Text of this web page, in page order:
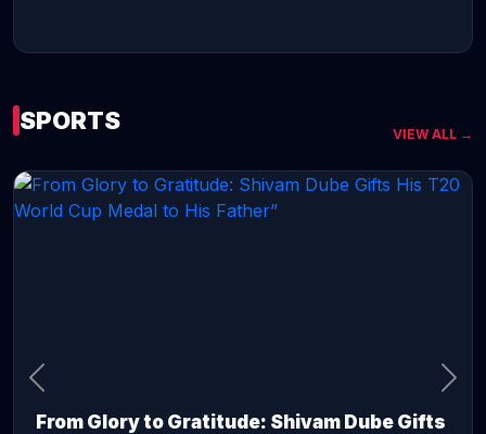
SPORTS VIEW ALL →
From Glory to Gratitude: Shivam Dube Gifts